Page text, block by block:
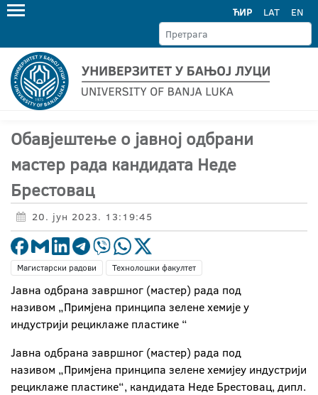
ЋИР LAT EN
Обавјештење о јавној одбрани
мастер рада кандидата Неде
Брестовац
20. јун 2023. 13:19:45
Магистарски радови Технолошки факултет
Јавна одбрана завршног (мастер) рада под
називом „Примјена принципа зелене хемије у
индустрији рециклаже пластике “
Јавна одбрана завршног (мастер) рада под
називом „Примјена принципа зелене хемијеу индустрији
рециклаже пластике“, кандидата Неде Брестовац, дипл.